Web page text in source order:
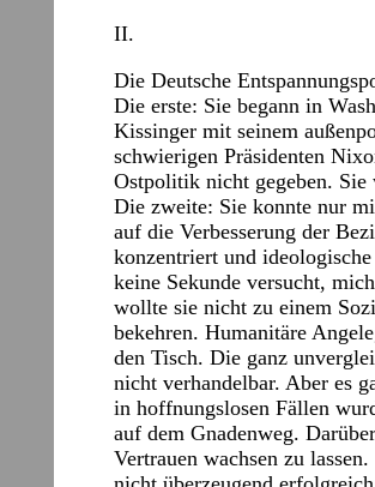
II.
Die Deutsche
Die erste: Sie begann in
Kissinger mit seinem
schwierigen Präsidenten
Ostpolitik nicht gegeben. Sie
Die zweite: Sie konnte nur
auf die Verbesserung der
konzentriert und
keine Sekunde versucht,
wollte sie nicht zu einem
bekehren. Humanitäre
den Tisch. Die ganz
nicht verhandelbar. Aber es
in hoffnungslosen Fällen
auf dem Gnadenweg.
Vertrauen wachsen zu